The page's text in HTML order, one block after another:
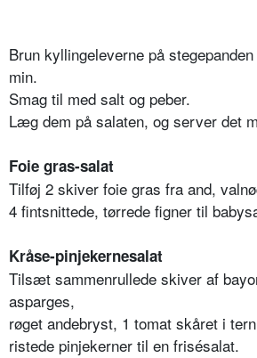
Brun kyllingeleverne på
min.
Smag til med salt og peber.
Læg dem på salaten, og server det
Foie gras-salat
Tilføj 2 skiver foie gras fra and,
4 fintsnittede, tørrede figner til
Kråse-pinjekernesalat
Tilsæt sammenrullede skiver af
asparges,
røget andebryst, 1 tomat skåret i
ristede pinjekerner til en frisésalat.